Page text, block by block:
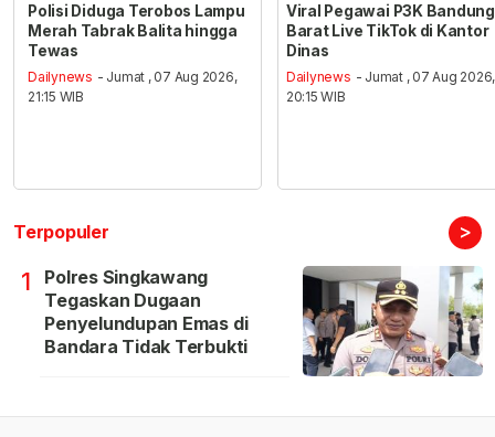
Polisi Diduga Terobos Lampu
Merah Tabrak Balita hingga
Tewas
Dailynews - Jumat , 07 Aug 2026,
21:15 WIB
Viral Pegawai P3K Bandung
Barat Live TikTok di Kantor
Dinas
Dailynews - Jumat , 07 Aug 2026,
20:15 WIB
Terpopuler >
1
Polres Singkawang
Tegaskan Dugaan
Penyelundupan Emas di
Bandara Tidak Terbukti